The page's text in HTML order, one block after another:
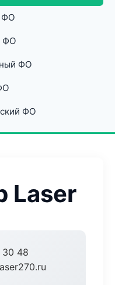
ФО
ФО
ФО
ФО
Laser
30 48